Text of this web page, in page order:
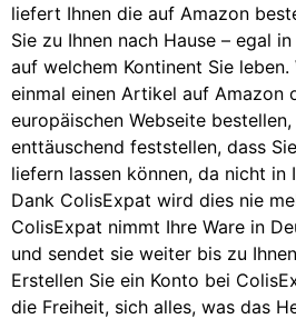
liefert Ihnen die auf Amazon
Sie zu Ihnen nach Hause – egal
auf welchem Kontinent Sie
einmal einen Artikel auf Amazon
europäischen Webseite
enttäuschend feststellen, dass
liefern lassen können, da nicht
Dank ColisExpat wird dies nie
ColisExpat nimmt Ihre Ware in
und sendet sie weiter bis zu
Erstellen Sie ein Konto bei
die Freiheit, sich alles, was das